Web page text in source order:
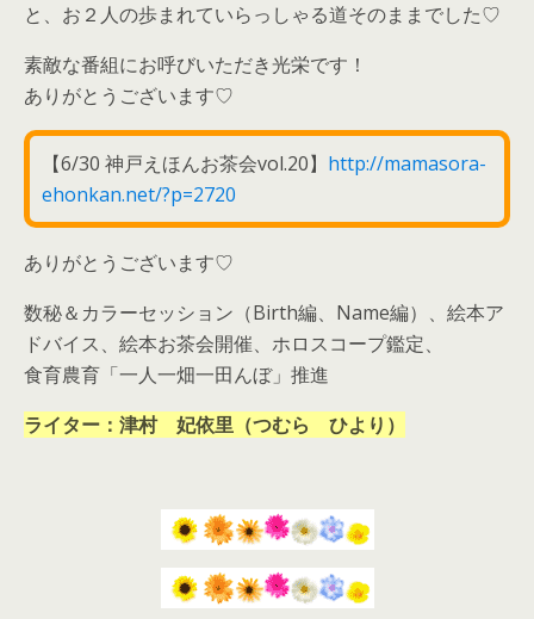
と、お２人の歩まれていらっしゃる道そのままでした♡
素敵な番組にお呼びいただき光栄です！
ありがとうございます♡
【6/30 神戸えほんお茶会vol.20】 http://mamasora-
ehonkan.net/?p=2720
ありがとうございます♡
数秘＆カラーセッション（Birth編、Name編）、絵本ア
ドバイス、絵本お茶会開催、ホロスコープ鑑定、
食育農育「一人一畑一田んぼ」推進
ライター：津村 妃依里（つむら ひより）